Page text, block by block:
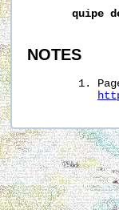
quipe
NOTES
1.